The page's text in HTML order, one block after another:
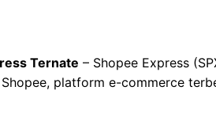
Ternate – Shopee Express
platform e-commerce